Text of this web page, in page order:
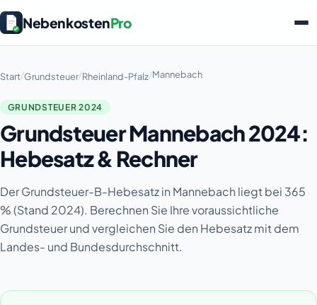
NebenkostenPro
Start/Grundsteuer/Rheinland-Pfalz/Mannebach
GRUNDSTEUER 2024
Grundsteuer Mannebach 2024:
Hebesatz & Rechner
Der Grundsteuer-B-Hebesatz in Mannebach liegt bei 365
% (Stand 2024). Berechnen Sie Ihre voraussichtliche
Grundsteuer und vergleichen Sie den Hebesatz mit dem
Landes- und Bundesdurchschnitt.